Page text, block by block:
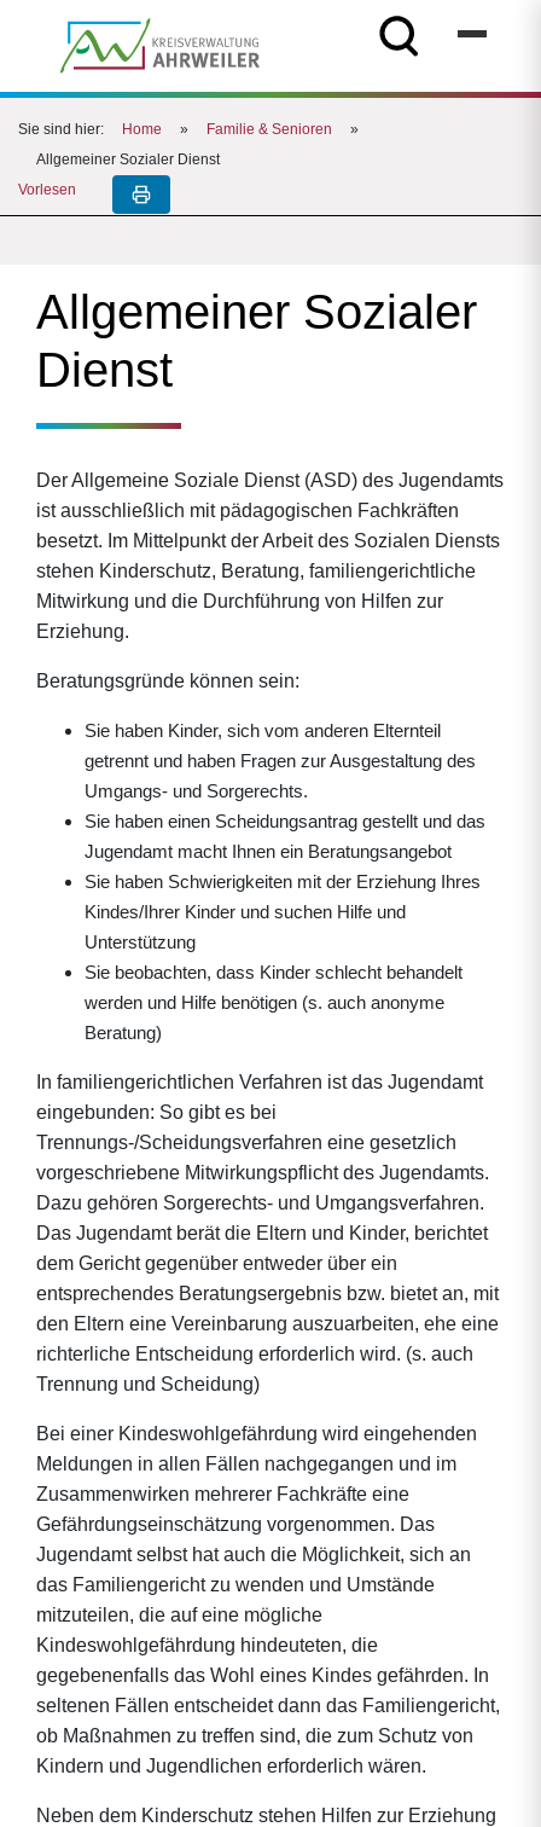
Sie sind hier: Home » Familie & Senioren
»
Allgemeiner Sozialer Dienst
Vorlesen
Allgemeiner Sozialer
Dienst
Der Allgemeine Soziale Dienst (ASD) des Jugendamts
ist ausschließlich mit pädagogischen Fachkräften
besetzt. Im Mittelpunkt der Arbeit des Sozialen Diensts
stehen Kinderschutz, Beratung, familiengerichtliche
Mitwirkung und die Durchführung von Hilfen zur
Erziehung.
Beratungsgründe können sein:
Sie haben Kinder, sich vom anderen Elternteil
getrennt und haben Fragen zur Ausgestaltung des
Umgangs- und Sorgerechts.
Sie haben einen Scheidungsantrag gestellt und das
Jugendamt macht Ihnen ein Beratungsangebot
Sie haben Schwierigkeiten mit der Erziehung Ihres
Kindes/Ihrer Kinder und suchen Hilfe und
Unterstützung
Sie beobachten, dass Kinder schlecht behandelt
werden und Hilfe benötigen (s. auch anonyme
Beratung)
In familiengerichtlichen Verfahren ist das Jugendamt
eingebunden: So gibt es bei
Trennungs-/Scheidungsverfahren eine gesetzlich
vorgeschriebene Mitwirkungspflicht des Jugendamts.
Dazu gehören Sorgerechts- und Umgangsverfahren.
Das Jugendamt berät die Eltern und Kinder, berichtet
dem Gericht gegenüber entweder über ein
entsprechendes Beratungsergebnis bzw. bietet an, mit
den Eltern eine Vereinbarung auszuarbeiten, ehe eine
richterliche Entscheidung erforderlich wird. (s. auch
Trennung und Scheidung)
Bei einer Kindeswohlgefährdung wird eingehenden
Meldungen in allen Fällen nachgegangen und im
Zusammenwirken mehrerer Fachkräfte eine
Gefährdungseinschätzung vorgenommen. Das
Jugendamt selbst hat auch die Möglichkeit, sich an
das Familiengericht zu wenden und Umstände
mitzuteilen, die auf eine mögliche
Kindeswohlgefährdung hindeuteten, die
gegebenenfalls das Wohl eines Kindes gefährden. In
seltenen Fällen entscheidet dann das Familiengericht,
ob Maßnahmen zu treffen sind, die zum Schutz von
Kindern und Jugendlichen erforderlich wären.
Neben dem Kinderschutz stehen Hilfen zur Erziehung